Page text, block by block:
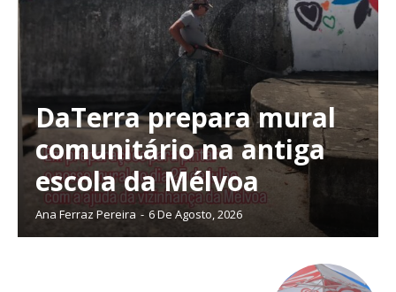
Planos de Assinatura
Faça-se assinante do Região de Cister e ajude-nos a manter este serviço
Sendo assinante terá acesso a todos os conteúdos exclusivos e versões
DaTerra prepara mural
comunitário na antiga
escola da Mélvoa
Ana Ferraz Pereira - 6 De Agosto, 2026